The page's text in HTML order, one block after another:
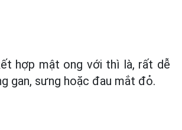
hợp mật ong với thì là, rất dễ
gan, sưng hoặc đau mắt đỏ.